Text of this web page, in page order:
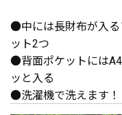
●中には長財布が入る
ット2つ
●背面ポケットには
ッと入る
●洗濯機で洗えます！